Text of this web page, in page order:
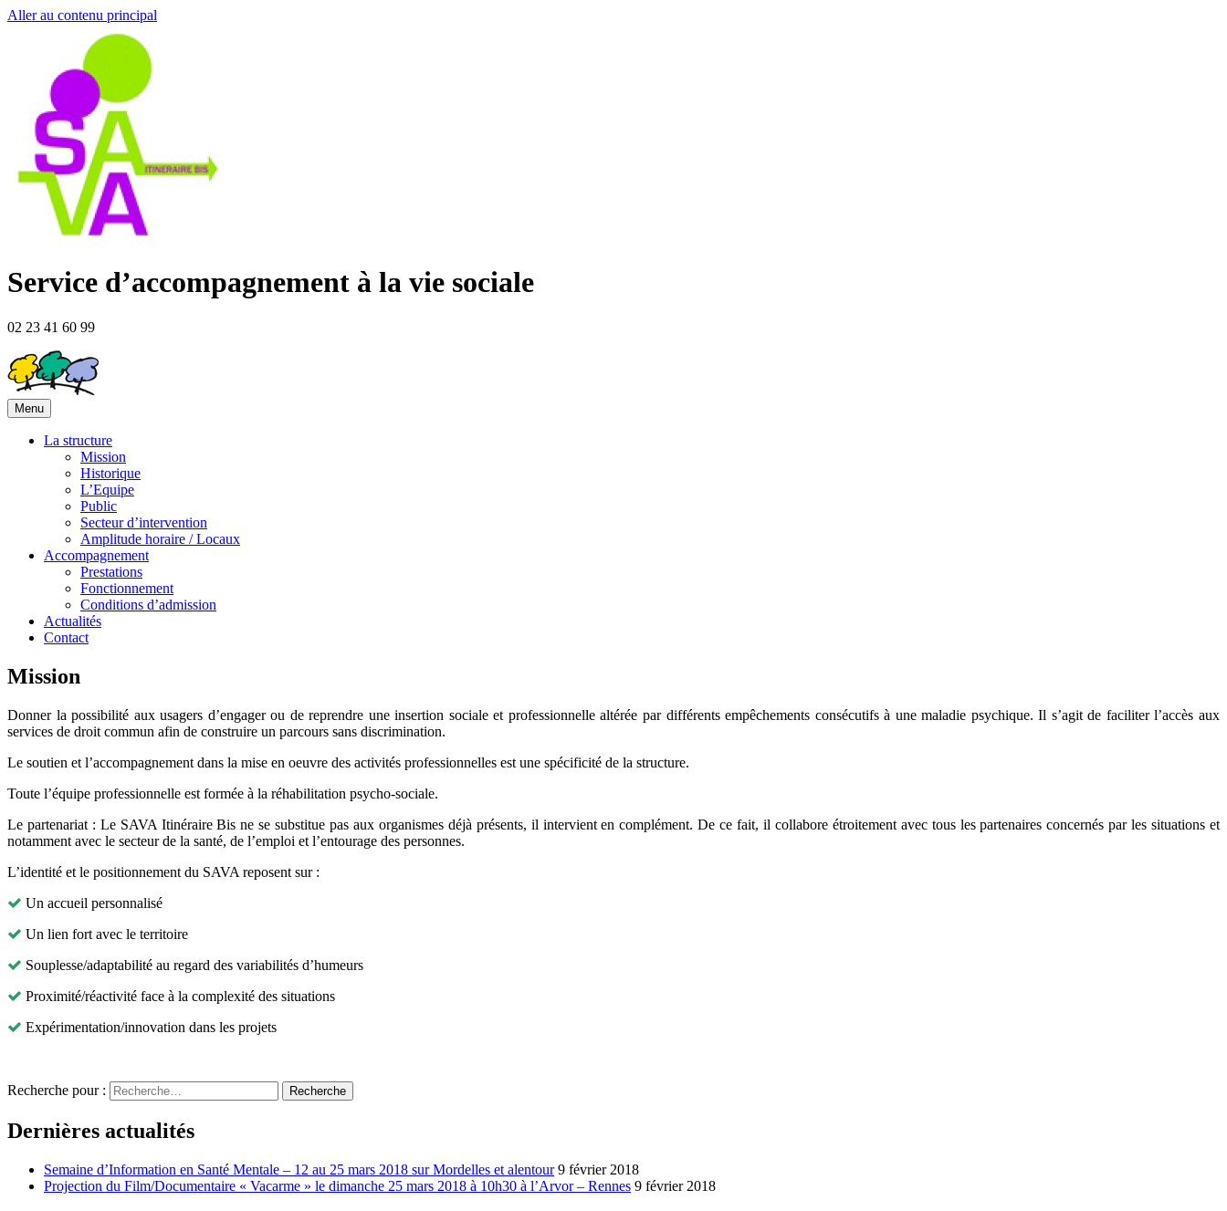
Aller au contenu principal
Service d’accompagnement à la vie sociale
02 23 41 60 99
Menu
La structure
Mission
Historique
L’Equipe
Public
Secteur d’intervention
Amplitude horaire / Locaux
Accompagnement
Prestations
Fonctionnement
Conditions d’admission
Actualités
Contact
Mission
Donner la possibilité aux usagers d’engager ou de reprendre une insertion sociale et professionnelle altérée par différents empêchements consécutifs à une maladie psychique. Il s’agit de faciliter l’accès aux
services de droit commun afin de construire un parcours sans discrimination.
Le soutien et l’accompagnement dans la mise en oeuvre des activités professionnelles est une spécificité de la structure.
Toute l’équipe professionnelle est formée à la réhabilitation psycho-sociale.
Le partenariat : Le SAVA Itinéraire Bis ne se substitue pas aux organismes déjà présents, il intervient en complément. De ce fait, il collabore étroitement avec tous les partenaires concernés par les situations et
notamment avec le secteur de la santé, de l’emploi et l’entourage des personnes.
L’identité et le positionnement du SAVA reposent sur :
Un accueil personnalisé
Un lien fort avec le territoire
Souplesse/adaptabilité au regard des variabilités d’humeurs
Proximité/réactivité face à la complexité des situations
Expérimentation/innovation dans les projets
Recherche pour : Recherche
Dernières actualités
Semaine d’Information en Santé Mentale – 12 au 25 mars 2018 sur Mordelles et alentour 9 février 2018
Projection du Film/Documentaire « Vacarme » le dimanche 25 mars 2018 à 10h30 à l’Arvor – Rennes 9 février 2018